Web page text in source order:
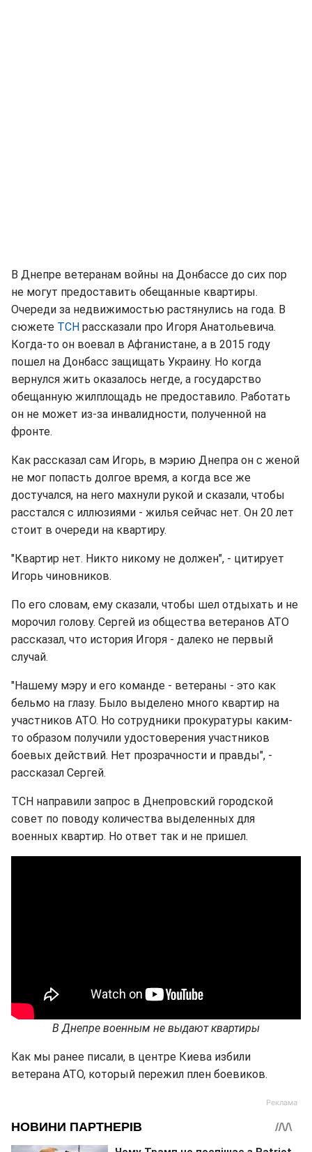
В Днепре ветеранам войны на Донбассе до сих пор
не могут предоставить обещанные квартиры.
Очереди за недвижимостью растянулись на года. В
сюжете ТСН рассказали про Игоря Анатольевича.
Когда-то он воевал в Афганистане, а в 2015 году
пошел на Донбасс защищать Украину. Но когда
вернулся жить оказалось негде, а государство
обещанную жилплощадь не предоставило. Работать
он не может из-за инвалидности, полученной на
фронте.
Как рассказал сам Игорь, в мэрию Днепра он с женой
не мог попасть долгое время, а когда все же
достучался, на него махнули рукой и сказали, чтобы
расстался с иллюзиями - жилья сейчас нет. Он 20 лет
стоит в очереди на квартиру.
"Квартир нет. Никто никому не должен", - цитирует
Игорь чиновников.
По его словам, ему сказали, чтобы шел отдыхать и не
морочил голову. Сергей из общества ветеранов АТО
рассказал, что история Игоря - далеко не первый
случай.
"Нашему мэру и его команде - ветераны - это как
бельмо на глазу. Было выделено много квартир на
участников АТО. Но сотрудники прокуратуры каким-
то образом получили удостоверения участников
боевых действий. Нет прозрачности и правды", -
рассказал Сергей.
ТСН направили запрос в Днепровский городской
совет по поводу количества выделенных для
военных квартир. Но ответ так и не пришел.
В Днепре военным не выдают квартиры
Как мы ранее писали, в центре Киева избили
ветерана АТО, который пережил плен боевиков.